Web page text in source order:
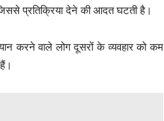
प्रतिक्रिया देने की आदत घटती है।
करने वाले लोग दूसरों के व्यवहार को कम